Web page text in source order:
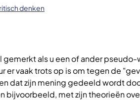
denken
gemerkt als u een of ander
er vaak trots op is om tegen de
dat zijn mening gedeeld wordt
bijvoorbeeld, met zijn theorieën